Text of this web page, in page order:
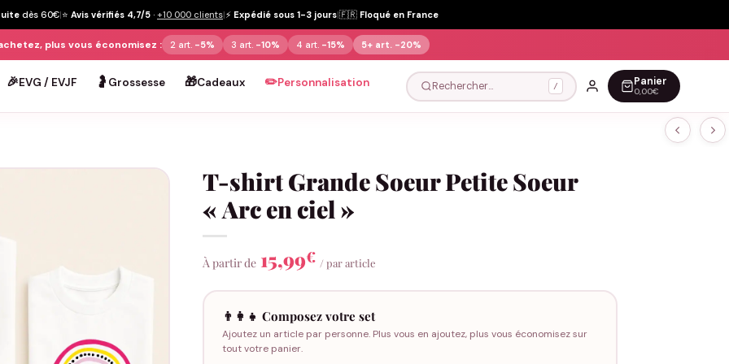
dès 60€|⭐ Avis vérifiés 4,7/5 · +10 000 clients|⚡ Expédié sous 1-3 jours|🇫🇷 Floqué en France
plus vous économisez : 2 art. -5% 3 art. -10% 4 art. -15% 5+ art. -20%
🎉EVG / EVJF 🤰 Grossesse 🎁Cadeaux ✏️Personnalisation Rechercher… / Panier
0,00€
T-shirt Grande Soeur Petite Soeur
« Arc en ciel »
À partir de 15,99€ / par article
👨‍👩‍👧 Composez votre set
Ajoutez un article par personne. Plus vous en ajoutez, plus vous économisez sur
tout votre panier.